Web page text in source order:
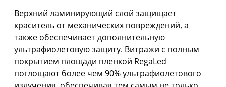
Верхний ламинирующий слой защищает
краситель от механических повреждений, а
также обеспечивает дополнительную
ультрафиолетовую защиту. Витражи с полным
покрытием площади пленкой RegaLed
поглощают более чем 90% ультрафиолетового